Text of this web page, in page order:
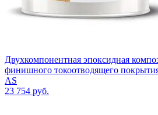
Двухкомпонентная эпоксидная
финишного токоотводящего
AS
23 754 руб.